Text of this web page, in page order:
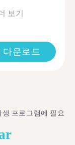
보기
다운로드
프로그램에 필요